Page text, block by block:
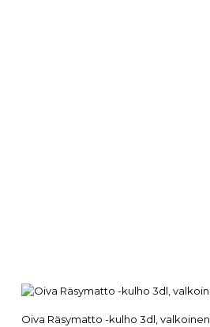
Oiva Räsymatto -kulho 3dl, valkoinen